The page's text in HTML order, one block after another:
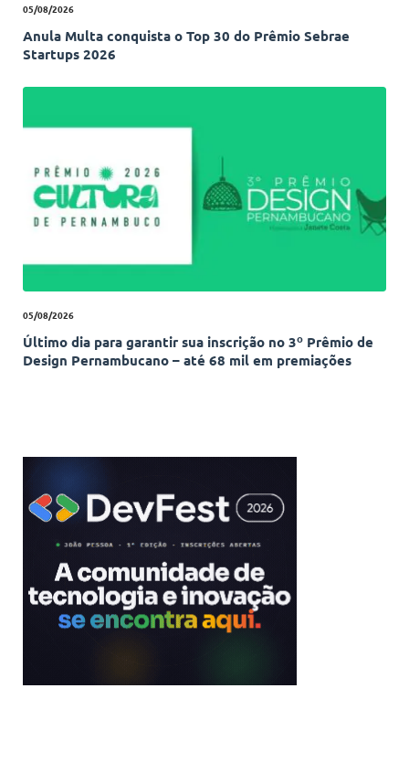
05/08/2026
Anula Multa conquista o Top 30 do Prêmio Sebrae
Startups 2026
05/08/2026
Último dia para garantir sua inscrição no 3º Prêmio de
Design Pernambucano – até 68 mil em premiações